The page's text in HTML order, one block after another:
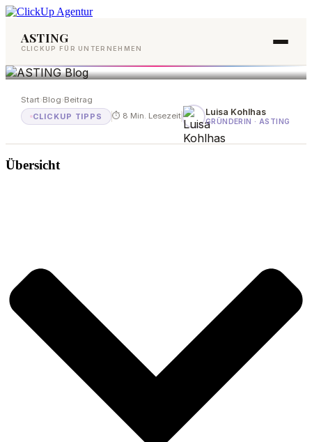
ASTING
CLICKUP FÜR UNTERNEHMEN
Start›Blog›Beitrag
CLICKUP TIPPS
⏱ 8 Min. Lesezeit Luisa Kohlhas
GRÜNDERIN · ASTING
Übersicht